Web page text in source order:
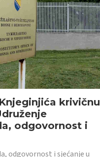
krivičnu
odgovornost i
odgovornost i sjećanje u